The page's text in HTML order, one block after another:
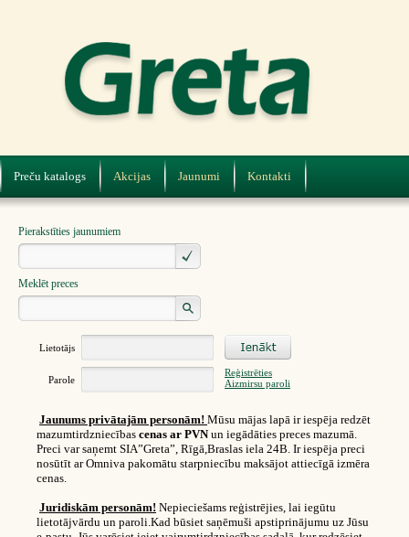
Preču katalogs Akcijas Jaunumi Kontakti
Pierakstīties jaunumiem
Meklēt preces
Lietotājs
Parole
Reģistrēties
Aizmirsu paroli
Jaunums privātajām personām! Mūsu mājas lapā ir iespēja redzēt
mazumtirdzniecības cenas ar PVNun iegādāties preces mazumā.
Preci var saņemt SIA”Greta”, Rīgā,Braslas iela 24B. Ir iespēja preci
nosūtīt ar Omniva pakomātu starpniecību maksājot attiecīgā izmēra
cenas.
Juridiskām personām! Nepieciešams reģistrējies, lai iegūtu
lietotājvārdu un paroli.Kad būsiet saņēmuši apstiprinājumu uz Jūsu